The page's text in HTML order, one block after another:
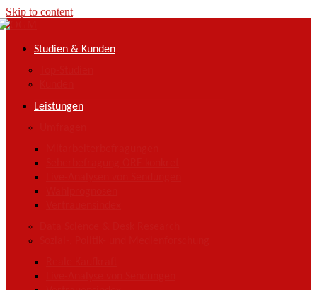
Skip to content
Studien & Kunden
Leistungen